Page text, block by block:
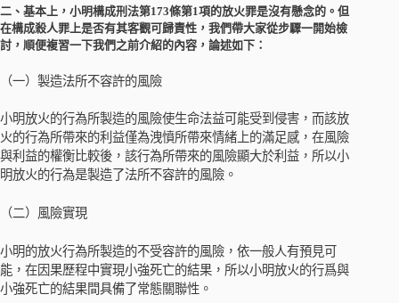
二、基本上，小明構成刑法第173條第1項的放火罪是沒有懸念的。但
在構成殺人罪上是否有其客觀可歸責性，我們帶大家從步驟一開始檢
討，順便複習一下我們之前介紹的內容，論述如下：
（一）製造法所不容許的風險
小明放火的行為所製造的風險使生命法益可能受到侵害，而該放
火的行為所帶來的利益僅為洩憤所帶來情緒上的滿足感，在風險
與利益的權衡比較後，該行為所帶來的風險顯大於利益，所以小
明放火的行為是製造了法所不容許的風險。
（二）風險實現
小明的放火行為所製造的不受容許的風險，依一般人有預見可
能，在因果歷程中實現小強死亡的結果，所以小明放火的行爲與
小強死亡的結果間具備了常態關聯性。